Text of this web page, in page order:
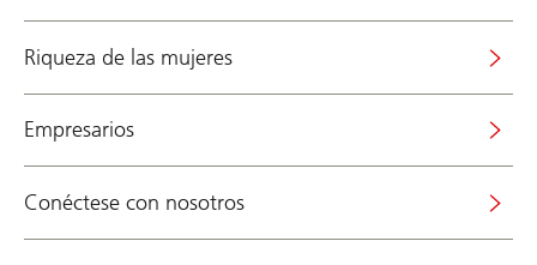
Riqueza de las mujeres
Empresarios
Conéctese con nosotros